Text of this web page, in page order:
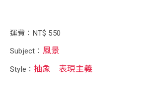
運費：NT$ 550
Subject： 風景
Style：抽象 表現主義